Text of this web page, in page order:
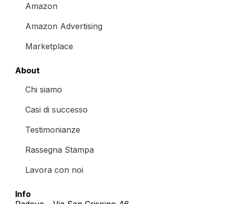
Amazon
Amazon Advertising
Marketplace
About
Chi siamo
Casi di successo
Testimonianze
Rassegna Stampa
Lavora con noi
Info